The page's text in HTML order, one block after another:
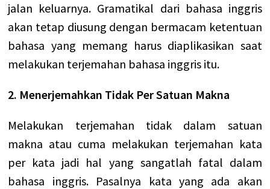
jalan keluarnya. Gramatikal dari bahasa inggris
akan tetap diusung dengan bermacam ketentuan
bahasa yang memang harus diaplikasikan saat
melakukan terjemahan bahasa inggris itu.
2. Menerjemahkan Tidak Per Satuan Makna
Melakukan terjemahan tidak dalam satuan
makna atau cuma melakukan terjemahan kata
per kata jadi hal yang sangatlah fatal dalam
bahasa inggris. Pasalnya kata yang ada akan